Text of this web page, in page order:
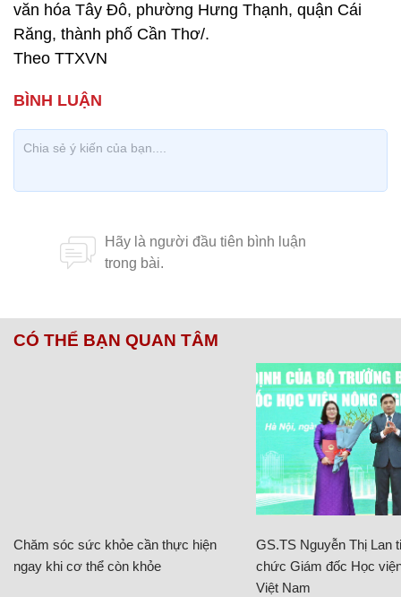
văn hóa Tây Đô, phường Hưng Thạnh, quận Cái
Răng, thành phố Cần Thơ/.
Theo TTXVN
CÓ THỂ BẠN QUAN TÂM
Chăm sóc sức khỏe cần thực hiện
ngay khi cơ thể còn khỏe
GS.TS Nguyễn Thị Lan
chức Giám đốc Học
Việt Nam